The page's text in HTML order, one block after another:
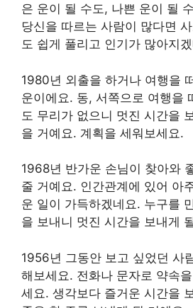
은 운이 될 수도, 나쁜 운이 될
당신을 따르는 사람이 많다면
도 쉽게 풀리고 인기가 많아지
1980년 외출을 하거나 여행을
운이에요. 동, 서쪽으로 여행을
도 무리가 없으니 멋진 시간을
을 거예요. 계획을 세워보세요.
1968년 반가운 손님이 찾아와
줄 거예요. 인간관계에 있어 아
운 일이 가득하겠네요. 누구를
을 보내니 멋진 시간을 보내게
1956년 그동안 보고 싶었던 사
해보세요. 전화나 문자로 약속
세요. 생각보다 즐거운 시간을